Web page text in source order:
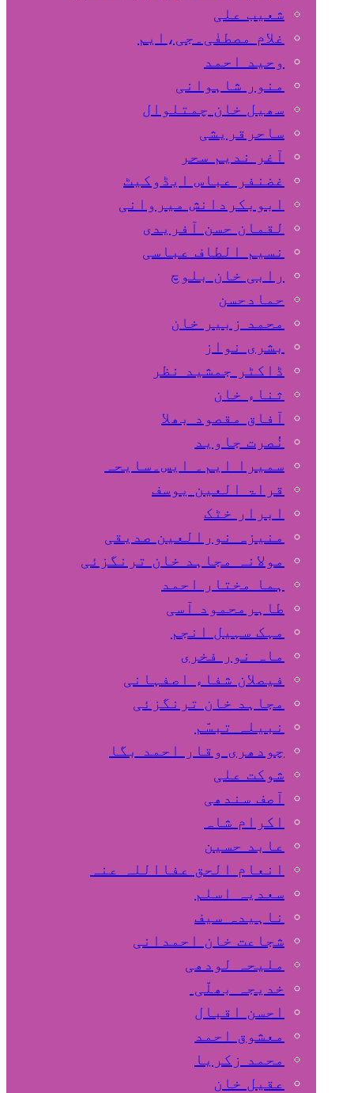
شعیب علی
غلام مصطفٰی۔جی،ایم
وحید احمد
منور شاہوانی
سھیل خان چمتلوال
ساحرقریشی
آغر ندیم سحر
غضنفر عباس ایڈوکیٹ
ابوبکردانش میروانی
لقمان حسن آفریدی
نسیم الطاف عباسی
رابی خان بلوچ
حمادحسن
محمد زبیر خان
بشری نواز
ڈاکٹر جمشید نظر
ثناء خان
آفاق مقصود بھلا
نُصرت جاوید
سمیرا ایم۔ ایس۔سایحہ
قراۃ العین یوسف
ابرار خٹک
منیزہ نورالعین صدیقی
مولانہ مجاہد خان ترنگزئی
ہما مختار احمد
طاہرمحمود آسی
مہک سہیل انجم
ماہ نور فخری
فیصلان شفاء اصفہانی
مجاہد خان ترنگزئی
نبیلہ تبسّم
چودھری وقار احمد بگا
شوکت علی
آصف سندھی
اکرام شاہ
عابد حسین
انعام الحق عفااللہ عنہ
سعدیہ اسلم
ناہیدہ سیف
شجاعت خان احمدانی
ملیحہ لودھی
خدیجہ بھلّی
احسن اقبال
معشوق احمد
محمد زکریا
عقیل خان